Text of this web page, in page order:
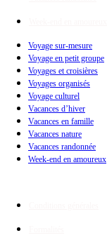
Voyage sur-mesure
Voyage en petit groupe
Voyages et croisières
Voyages organisés
Voyage culturel
Vacances d’hiver
Vacances en famille
Vacances nature
Vacances randonnée
Week-end en amoureux